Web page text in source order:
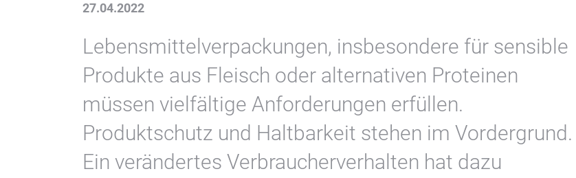
27.04.2022
Lebensmittelverpackungen, insbesondere für sensible
Produkte aus Fleisch oder alternativen Proteinen
müssen vielfältige Anforderungen erfüllen.
Produktschutz und Haltbarkeit stehen im Vordergrund.
Ein verändertes Verbraucherverhalten hat dazu